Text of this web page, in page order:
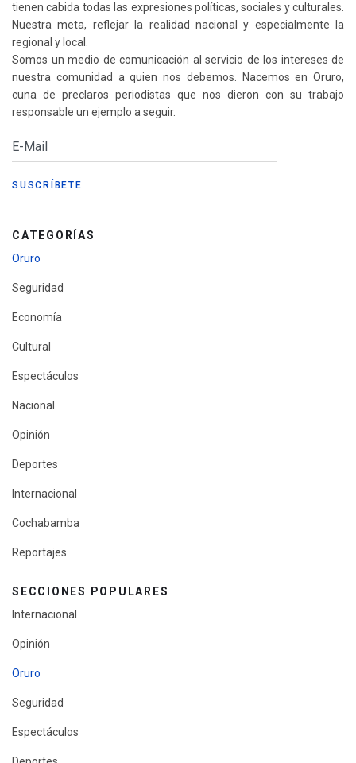
tienen cabida todas las expresiones políticas, sociales y culturales.
Nuestra meta, reflejar la realidad nacional y especialmente la
regional y local.
Somos un medio de comunicación al servicio de los intereses de
nuestra comunidad a quien nos debemos. Nacemos en Oruro,
cuna de preclaros periodistas que nos dieron con su trabajo
responsable un ejemplo a seguir.
CATEGORÍAS
Oruro
Seguridad
Economía
Cultural
Espectáculos
Nacional
Opinión
Deportes
Internacional
Cochabamba
Reportajes
SECCIONES POPULARES
Internacional
Opinión
Oruro
Seguridad
Espectáculos